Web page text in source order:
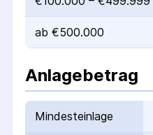
ab €500.000
Anlagebetrag
Mindesteinlage